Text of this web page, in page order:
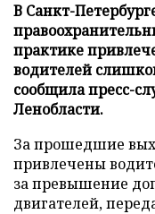
В Санкт-
практике
водителей
сообщила пресс-
Ленобласти.
За прошедшие
привлечены
за превышение
двигателей,